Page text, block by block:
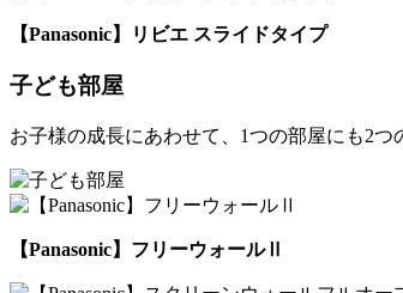
【Panasonic】リビエ スライドタイプ
子ども部屋
お子様の成長にあわせて、1つの部屋にも2つ
【Panasonic】フリーウォールⅡ